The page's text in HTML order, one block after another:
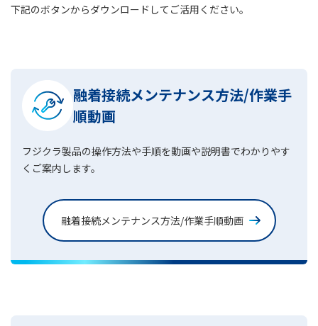
下記のボタンからダウンロードしてご活用ください。
融着接続メンテナンス方法/作業手
順動画
フジクラ製品の操作方法や手順を動画や説明書でわかりやす
くご案内します。
融着接続メンテナンス方法/作業手順動画